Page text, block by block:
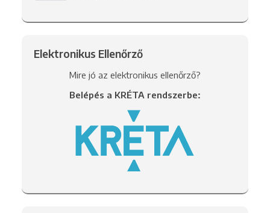
Elektronikus Ellenőrző
Mire jó az elektronikus ellenőrző?
Belépés a KRÉTA rendszerbe: